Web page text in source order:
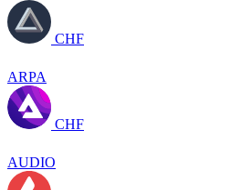
CHF
ARPA
CHF
AUDIO